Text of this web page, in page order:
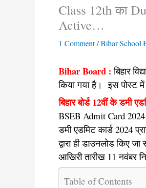
Class 12th का
Active…
1 Comment/Bihar School
Bihar Board : बिहार
किया गया है। इस पोस्ट
बिहार बोर्ड 12वीं के डमी
BSEB Admit Card 2024
डमी एडमिट कार्ड 2024
द्वारा ही डाउनलोड किए
आखिरी तारीख 11 नवंबर
Table of Contents